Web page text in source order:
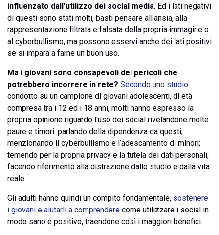
influenzato dall’utilizzo dei social media. Ed i lati negativi
di questi sono stati molti, basti pensare all’ansia, alla
rappresentazione filtrata e falsata della propria immagine o
al cyberbullismo, ma possono esservi anche dei lati positivi
se si impara a farne un buon uso.
Ma i giovani sono consapevoli dei pericoli che
potrebbero incorrere in rete? Secondo uno studio
condotto su un campione di giovani adolescenti, di età
compresa tra i 12 ed i 18 anni, molti hanno espresso la
propria opinione riguardo l’uso dei social rivelandone molte
paure e timori: parlando della dipendenza da questi;
menzionando il cyberbullismo e l’adescamento di minori;
temendo per la propria privacy e la tutela dei dati personali;
facendo riferimento alla distrazione dallo studio e dalla vita
reale.
Gli adulti hanno quindi un compito fondamentale, sostenere
i giovani e aiutarli a comprendere come utilizzare i social in
modo sano e positivo, traendone così i maggiori benefici.